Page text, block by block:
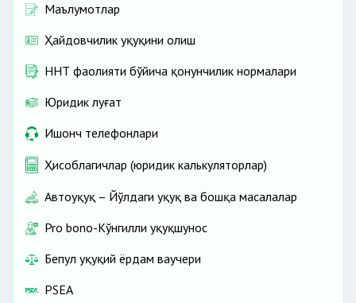
Маълумотлар
Ҳайдовчилик ҳуқуқини олиш
ННТ фаолияти бўйича қонунчилик нормалари
Юридик луғат
Ишонч телефонлари
Ҳисоблагичлар (юридик калькуляторлар)
Автоҳуқуқ – Йўлдаги ҳуқуқ ва бошқа масалалар
Pro bono-Кўнгилли ҳуқуқшунос
Бепул ҳуқуқий ёрдам ваучери
PSEA